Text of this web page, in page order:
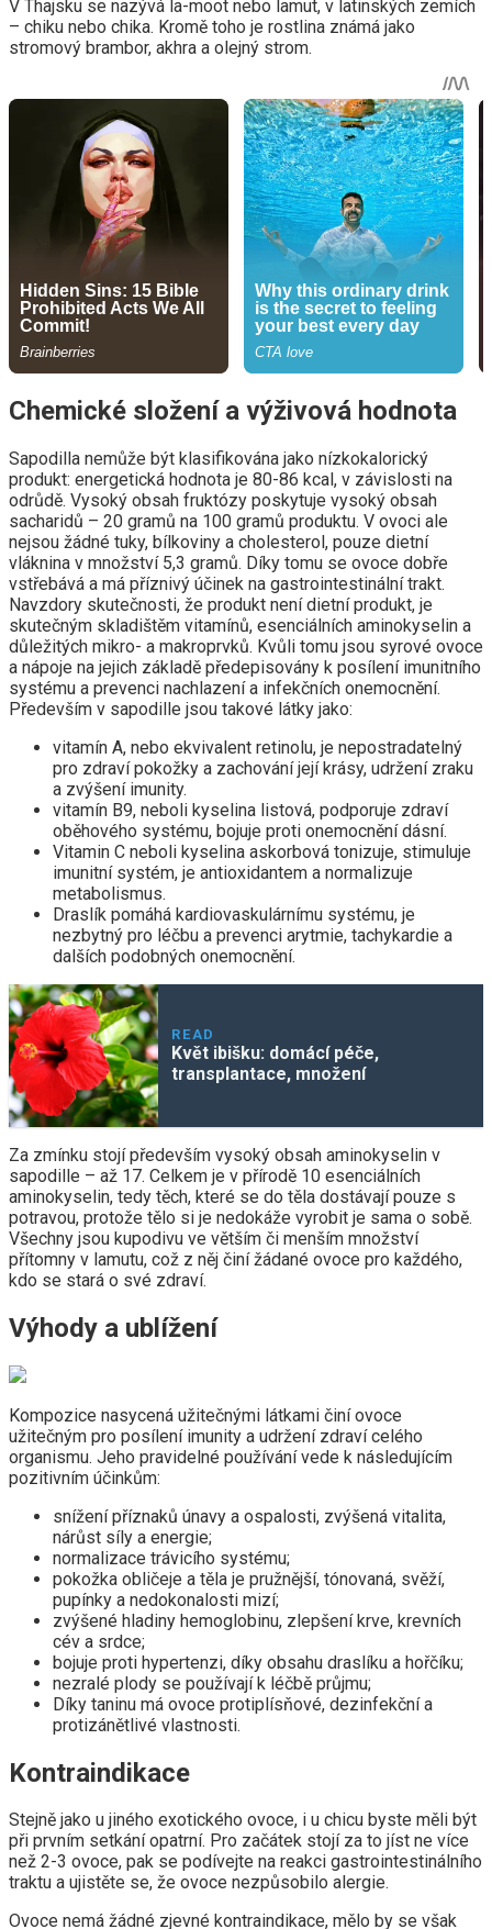
V Thajsku se nazývá la-moot nebo lamut, v latinských zemích
– chiku nebo chika. Kromě toho je rostlina známá jako
stromový brambor, akhra a olejný strom.
Chemické složení a výživová hodnota
Sapodilla nemůže být klasifikována jako nízkokalorický
produkt: energetická hodnota je 80-86 kcal, v závislosti na
odrůdě. Vysoký obsah fruktózy poskytuje vysoký obsah
sacharidů – 20 gramů na 100 gramů produktu. V ovoci ale
nejsou žádné tuky, bílkoviny a cholesterol, pouze dietní
vláknina v množství 5,3 gramů. Díky tomu se ovoce dobře
vstřebává a má příznivý účinek na gastrointestinální trakt.
Navzdory skutečnosti, že produkt není dietní produkt, je
skutečným skladištěm vitamínů, esenciálních aminokyselin a
důležitých mikro- a makroprvků. Kvůli tomu jsou syrové ovoce
a nápoje na jejich základě předepisovány k posílení imunitního
systému a prevenci nachlazení a infekčních onemocnění.
Především v sapodille jsou takové látky jako:
vitamín A, nebo ekvivalent retinolu, je nepostradatelný
pro zdraví pokožky a zachování její krásy, udržení zraku
a zvýšení imunity.
vitamín B9, neboli kyselina listová, podporuje zdraví
oběhového systému, bojuje proti onemocnění dásní.
Vitamin C neboli kyselina askorbová tonizuje, stimuluje
imunitní systém, je antioxidantem a normalizuje
metabolismus.
Draslík pomáhá kardiovaskulárnímu systému, je
nezbytný pro léčbu a prevenci arytmie, tachykardie a
dalších podobných onemocnění.
READ
Květ ibišku: domácí péče,
transplantace, množení
Za zmínku stojí především vysoký obsah aminokyselin v
sapodille – až 17. Celkem je v přírodě 10 esenciálních
aminokyselin, tedy těch, které se do těla dostávají pouze s
potravou, protože tělo si je nedokáže vyrobit je sama o sobě.
Všechny jsou kupodivu ve větším či menším množství
přítomny v lamutu, což z něj činí žádané ovoce pro každého,
kdo se stará o své zdraví.
Výhody a ublížení
Kompozice nasycená užitečnými látkami činí ovoce
užitečným pro posílení imunity a udržení zdraví celého
organismu. Jeho pravidelné používání vede k následujícím
pozitivním účinkům:
snížení příznaků únavy a ospalosti, zvýšená vitalita,
nárůst síly a energie;
normalizace trávicího systému;
pokožka obličeje a těla je pružnější, tónovaná, svěží,
pupínky a nedokonalosti mizí;
zvýšené hladiny hemoglobinu, zlepšení krve, krevních
cév a srdce;
bojuje proti hypertenzi, díky obsahu draslíku a hořčíku;
nezralé plody se používají k léčbě průjmu;
Díky taninu má ovoce protiplísňové, dezinfekční a
protizánětlivé vlastnosti.
Kontraindikace
Stejně jako u jiného exotického ovoce, i u chicu byste měli být
při prvním setkání opatrní. Pro začátek stojí za to jíst ne více
než 2-3 ovoce, pak se podívejte na reakci gastrointestinálního
traktu a ujistěte se, že ovoce nezpůsobilo alergie.
Ovoce nemá žádné zjevné kontraindikace, mělo by se však